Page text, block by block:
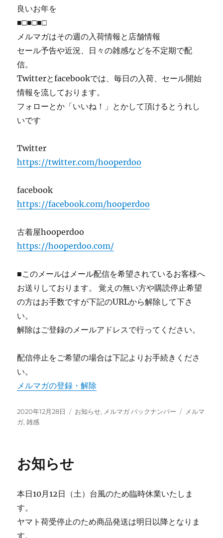
良いお年を
■□■□■□
メルマガはその週の入荷情報と店舗情報
セール予告や近況、日々の雑感などを不定期で配
信。
Twitterとfacebookでは、毎日の入荷、セール開始
情報を流しております。
フォローとか「いいね！」とかして頂けるとうれし
いです
Twitter
https://twitter.com/hooperdoo
facebook
https://facebook.com/hooperdoo
古着屋hooperdoo
https://hooperdoo.com/
■このメールはメール配信を希望されているお客様へ
お送りしております。 覚えの無い方や購読停止希望
の方はお手数ですが下記のURLから解除して下さ
い。
解除はご登録のメールアドレスで行ってください。
配信停止をご希望の場合は下記よりお手続きくださ
い。
メルマガの登録・解除
投
稿
2020年12月28日
カ
お知らせ, メルマガ バックナンバー
タ
メルマ
ガ,雑感
お知らせ
本日10月12日（土）台風のため臨時休業いたしま
す。
ヤマト荷受停止のため商品発送は明日以降となりま
す。